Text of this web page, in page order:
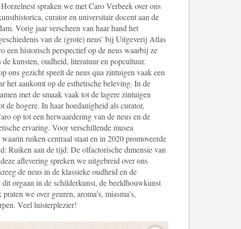
spraken we met Caro Verbeek over ons
curator en universitair docent aan de
Vorig jaar verscheen van haar hand het
van de (grote) neus’ bij Uitgeverij Atlas
een historisch perspectief op de neus waarbij ze
kunsten, oudheid, literatuur en popcultuur.
ons gezicht speelt de neus qua zintuigen vaak een
het aankomt op de esthetische beleving. In de
met de smaak vaak tot de lagere zintuigen
de hogere. In haar hoedanigheid als curator,
op tot een herwaardering van de neus en de
ervaring. Voor verschillende musea
ruiken centraal staat en in 2020 promoveerde
Ruiken aan de tijd: De olfactorische dimensie van
aflevering spreken we uitgebreid over ons
de neus in de klassieke oudheid en de
orgaan in de schilderkunst, de beeldhouwkunst
we over geuren, aroma’s, miasma’s,
Veel luisterplezier!